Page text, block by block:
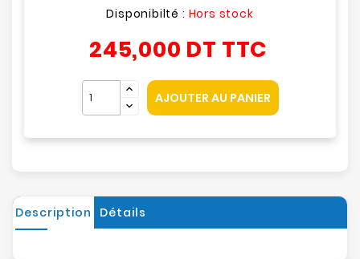
Disponibilté : Hors stock
245,000 DT TTC
AJOUTER AU PANIER
Description Détails